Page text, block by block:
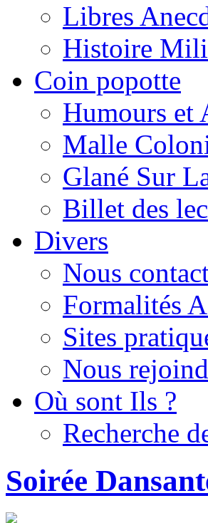
Libres
Histoire
Coin popotte
Humours et
Malle
Glané Sur
Billet des
Divers
Nous
Formalités
Sites
Nous
Où sont Ils ?
Recherche
Soirée